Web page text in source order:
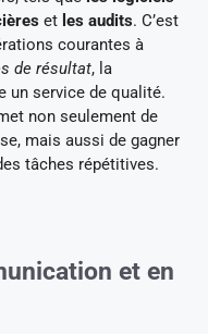
et les audits. C’est
courantes à
de résultat, la
un service de qualité.
non seulement de
mais aussi de gagner
tâches répétitives.
et en